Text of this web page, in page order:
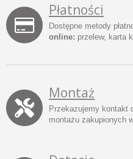
Płatności
Dostępne metody
online: przelew, karta
Montaż
Przekazujemy kontakt
montażu zakupionych